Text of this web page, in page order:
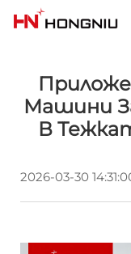
Машини
В
2026-03-30